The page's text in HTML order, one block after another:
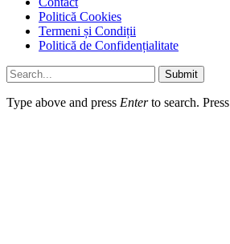
Politică Cookies
Termeni și Condiții
Politică de Confidențialitate
Submit
Type above and press Enterto search. Press